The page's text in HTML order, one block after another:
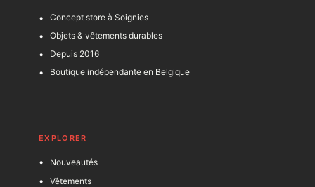
Concept store à Soignies
Objets & vêtements durables
Depuis 2016
Boutique indépendante en Belgique
EXPLORER
Nouveautés
Vêtements